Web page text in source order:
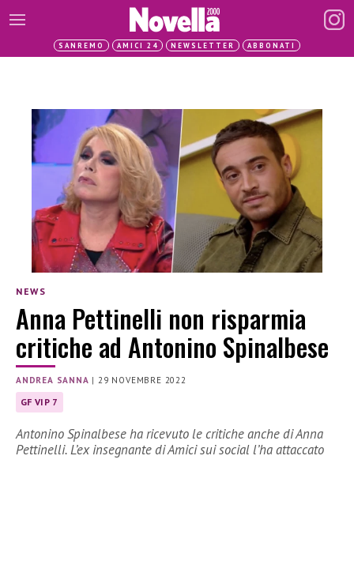
SANREMO AMICI 24 NEWSLETTER ABBONATI
NEWS
Anna Pettinelli non risparmia
critiche ad Antonino Spinalbese
ANDREA SANNA |29 NOVEMBRE 2022
GF VIP 7
Antonino Spinalbese ha ricevuto le critiche anche di Anna
Pettinelli. L’ex insegnante di Amici sui social l’ha attaccato